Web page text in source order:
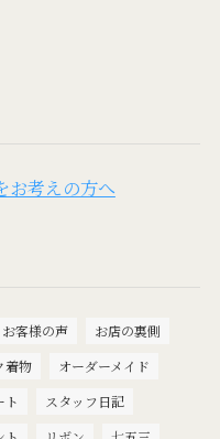
お考えの方へ
お客様の声
お店の裏側
着物
オーダーメイド
ト
スタッフ日記